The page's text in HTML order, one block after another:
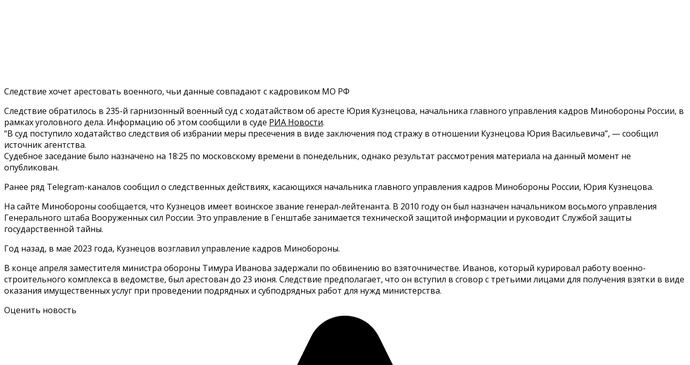
Следствие хочет арестовать военного, чьи данные совпадают с кадровиком МО РФ
Следствие обратилось в 235-й гарнизонный военный суд с ходатайством об аресте Юрия Кузнецова, начальника главного управления кадров Минобороны России, в
рамках уголовного дела. Информацию об этом сообщили в суде РИА Новости.
“В суд поступило ходатайство следствия об избрании меры пресечения в виде заключения под стражу в отношении Кузнецова Юрия Васильевича”, — сообщил
источник агентства.
Судебное заседание было назначено на 18:25 по московскому времени в понедельник, однако результат рассмотрения материала на данный момент не
опубликован.
Ранее ряд Telegram-каналов сообщил о следственных действиях, касающихся начальника главного управления кадров Минобороны России, Юрия Кузнецова.
На сайте Минобороны сообщается, что Кузнецов имеет воинское звание генерал-лейтенанта. В 2010 году он был назначен начальником восьмого управления
Генерального штаба Вооруженных сил России. Это управление в Генштабе занимается технической защитой информации и руководит Службой защиты
государственной тайны.
Год назад, в мае 2023 года, Кузнецов возглавил управление кадров Минобороны.
В конце апреля заместителя министра обороны Тимура Иванова задержали по обвинению во взяточничестве. Иванов, который курировал работу военно-
строительного комплекса в ведомстве, был арестован до 23 июня. Следствие предполагает, что он вступил в сговор с третьими лицами для получения взятки в виде
оказания имущественных услуг при проведении подрядных и субподрядных работ для нужд министерства.
Оценить новость